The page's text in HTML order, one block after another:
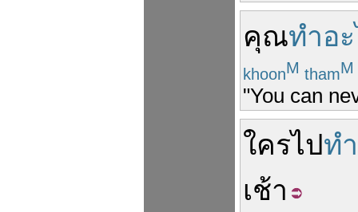
คุณทำอ
khoonM thamM
"You can
ใครไปท
เช้า